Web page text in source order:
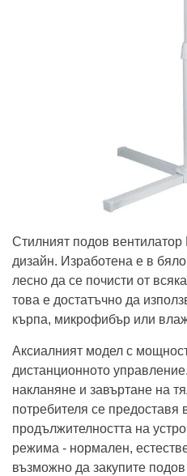
Стилният подов вентилатор
дизайн. Изработена е в
лесно да се почисти от
това е достатъчно да
кърпа, микрофибър или
Аксиалният модел с
дистанционното
накланяне и завъртане на
потребителя се
продължителността на
режима - нормален,
възможно да закупите